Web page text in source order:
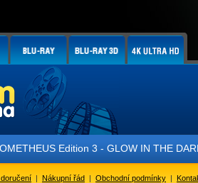
Edition 3 - GLOW IN THE
| Nákupní řád | Obchodní podmínky |